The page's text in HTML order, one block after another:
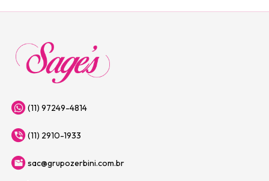
(11) 97249-4814
(11) 2910-1933
sac@grupozerbini.com.br